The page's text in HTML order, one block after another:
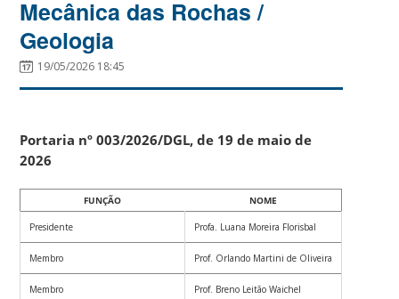
Mecânica das Rochas /
Geologia
19/05/2026 18:45
Portaria nº 003/2026/DGL, de 19 de maio de
2026
FUNÇÃO NOME
Presidente Profa. Luana Moreira Florisbal
Membro Prof. Orlando Martini de Oliveira
Membro Prof. Breno Leitão Waichel